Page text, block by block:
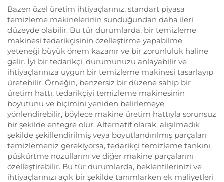
Bazen özel üretim ihtiyaçlarınız, standart piyasa
temizleme makinelerinin sunduğundan daha ileri
düzeyde olabilir. Bu tür durumlarda, bir temizleme
makinesi tedarikçisinin özelleştirme yapabilme
yeteneği büyük önem kazanır ve bir zorunluluk haline
gelir. İyi bir tedarikçi, durumunuzu anlayabilir ve
ihtiyaçlarınıza uygun bir temizleme makinesi tasarlayıp
üretebilir. Örneğin, benzersiz bir düzene sahip bir
üretim hattı, tedarikçiyi temizleme makinesinin
boyutunu ve biçimini yeniden belirlemeye
yönlendirebilir, böylece makine üretim hattıyla sorunsuz
bir şekilde entegre olur. Alternatif olarak, alışılmadık
şekilde şekillendirilmiş veya boyutlandırılmış parçaları
temizlemeniz gerekiyorsa, tedarikçi temizleme tankını,
püskürtme nozullarını ve diğer makine parçalarını
özelleştirebilir. Bu tür durumlarda, beklentilerinizi ve
ihtiyaçlarınızı açık bir şekilde tanımlarken ek maliyetleri